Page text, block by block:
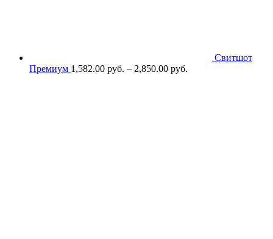
Свитшот
Премиум 1,582.00 руб. – 2,850.00 руб.